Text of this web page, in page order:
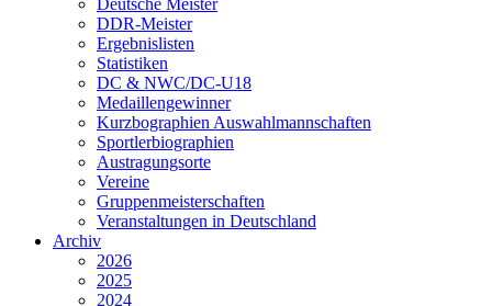
Deutsche Meister
DDR-Meister
Ergebnislisten
Statistiken
DC & NWC/DC-U18
Medaillengewinner
Kurzbographien Auswahlmannschaften
Sportlerbiographien
Austragungsorte
Vereine
Gruppenmeisterschaften
Veranstaltungen in Deutschland
Archiv
2026
2025
2024